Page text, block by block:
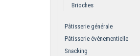
Brioches
Pâtisserie générale
Pâtisserie évènementielle
Snacking